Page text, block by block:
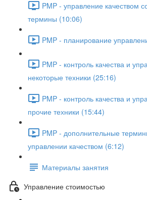
PMP - управление качеством
термины (10:06)
PMP - планирование
PMP - контроль качества и
некоторые техники (25:16)
PMP - контроль качества и
прочие техники (15:44)
PMP - дополнительные
управлении качеством (6:12)
Материалы занятия
Управление стоимостью